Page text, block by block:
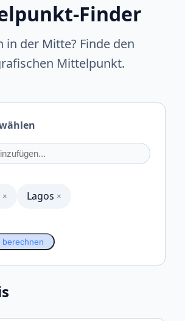
Finder
in der Mitte? Finde den
Mittelpunkt.
× Lagos ×
berechnen